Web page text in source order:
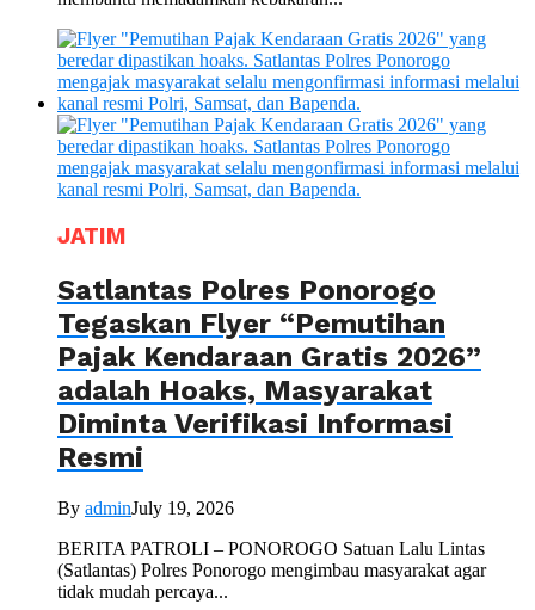
JATIM
Satlantas Polres Ponorogo
Tegaskan Flyer “Pemutihan
Pajak Kendaraan Gratis 2026”
adalah Hoaks, Masyarakat
Diminta Verifikasi Informasi
Resmi
By adminJuly 19, 2026
BERITA PATROLI – PONOROGO Satuan Lalu Lintas
(Satlantas) Polres Ponorogo mengimbau masyarakat agar
tidak mudah percaya...